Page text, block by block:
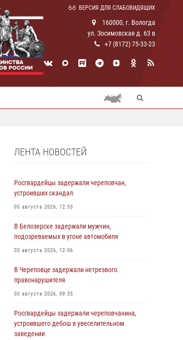
ВЕРСИЯ ДЛЯ СЛАБОВИДЯЩИХ
160000, г. Вологда
ул. Зосимовская д. 63 в
+7 (8172) 75-33-23
ЛЕНТА НОВОСТЕЙ
Росгвардейцы задержали череповчан,
устроивших скандал
05 августа 2026, 12:53
В Белозерске задержали мужчин,
подозреваемых в угоне автомобиля
03 августа 2026, 12:06
В Череповце задержали нетрезвого
правонарушителя
03 августа 2026, 09:35
Росгвардейцы задержали череповчанина,
устроившего дебош в увеселительном
заведении